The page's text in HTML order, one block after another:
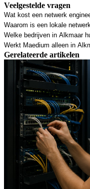
Veelgestelde vragen
Wat kost een netwerk
Waarom is een lokale
Welke bedrijven in Alkmaar
Werkt Maedium alleen in
Gerelateerde artikelen